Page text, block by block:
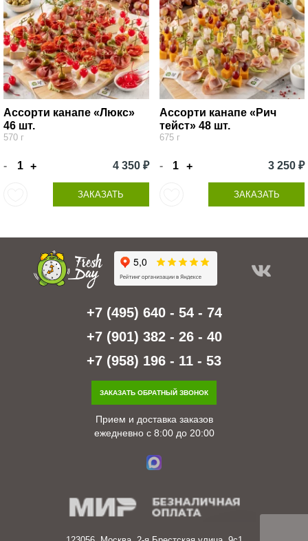
Ассорти канапе «Люкс»
46 шт.
570 г
- + 4 350 ₽
ЗАКАЗАТЬ
Ассорти канапе «Рич
тейст» 48 шт.
675 г
- + 3 250 ₽
ЗАКАЗАТЬ
+7 (495) 640 - 54 - 74
+7 (901) 382 - 26 - 40
+7 (958) 196 - 11 - 53
ЗАКАЗАТЬ ОБРАТНЫЙ ЗВОНОК
Прием и доставка заказов
ежедневно с 8:00 до 20:00